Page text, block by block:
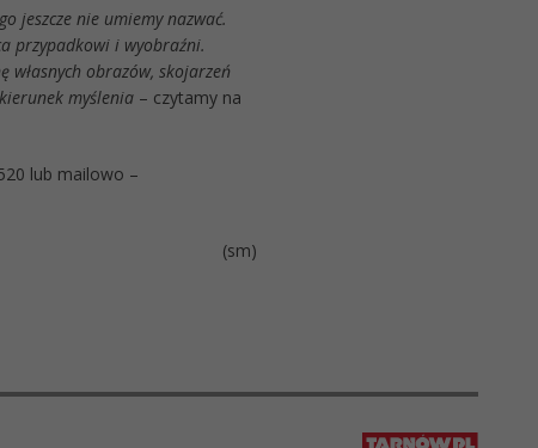
jeszcze nie umiemy nazwać.
przypadkowi i wyobraźni.
obrazów, skojarzeń
myślenia– czytamy na
lub mailowo –
(sm)